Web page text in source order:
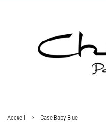
Accueil › Case Baby Blue